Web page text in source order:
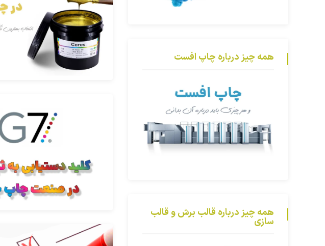
همه چیز درباره چاپ افست
همه چیز درباره قالب برش و قالب
سازی